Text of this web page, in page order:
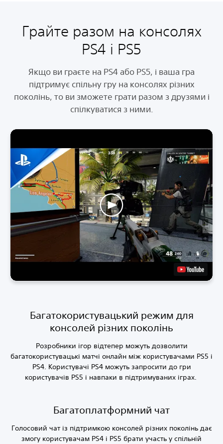
Грайте разом на консолях
PS4 і PS5
Якщо ви граєте на PS4 або PS5, і ваша гра
підтримує спільну гру на консолях різних
поколінь, то ви зможете грати разом з друзями і
спілкуватися з ними.
Багатокористувацький режим для
консолей різних поколінь
Розробники ігор відтепер можуть дозволити
багатокористувацькі матчі онлайн між користувачами PS5 і
PS4. Користувачі PS4 можуть запросити до гри
користувачів PS5 і навпаки в підтримуваних іграх.
Багатоплатформний чат
Голосовий чат із підтримкою консолей різних поколінь дає
змогу користувачам PS4 і PS5 брати участь у спільній